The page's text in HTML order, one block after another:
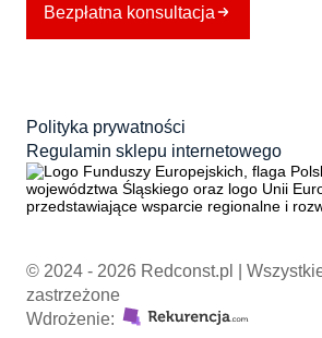
Bezpłatna konsultacja
Polityka prywatności
Regulamin sklepu internetowego
© 2024 - 2026 Redconst.pl |
zastrzeżone
Wdrożenie: